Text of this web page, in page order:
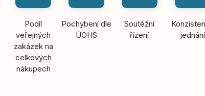
Podíl
veřejných
zakázek na
celkových
nákupech
Pochybení dle
ÚOHS
Soutěžní
řízení
jednání